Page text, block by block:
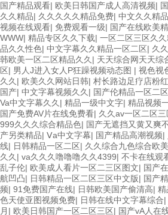
国产精品观看| 欧美日韩国产成人高清视频|
久久精品| 久久久久久精品免费| 中文久久精品
视频在线观看| 免费观看一级| 国产在线欧美
WWW| 精品专区久久下载| 一区二区三区久
品久久性色| 中文字幕久久精品一区二区| 久
韩欧美一区二区精品久久 | 天天综合网天天综
区| 男人J进入女人P狂躁视频动态图 | 视色视
久久 | 欧美久久网站日韩| 村长路边足疗店粉
国产| 中文字幕视频久久 | 国产伦精品一区二
Va中文字幕久久 | 精品一级中文字| 精品视频
国产免费AV片在线免费看| 久久av一区二区三
999久久久综合精品色| 国产无遮挡又黄又爽
产另类精品| Ⅴa中文字幕| 国产精品高潮视频|
线| 日韩精品一区二区| 久久综合九色综合欧美
久久 | va久久久噜噜噜久久4399| 不卡在线观
乱子伦| 欧美成人看片一区二三区图文| 国产
航凹凸| 日韩精品一区二区三区中文版| 国产
频| 91免费国产在线| 日韩欧美国产偷清高| 精
色天使亚图视频免费| 日韩在线中文字幕综合|
月 | 欧美日韩国产一区二区三区| 国产vA人在